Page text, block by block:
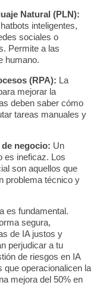
Natural (PLN):
inteligentes,
sociales o
Permite a las
humano.
(RPA): La
mejorar la
deben saber cómo
tareas manuales y
negocio: Un
es ineficaz. Los
son aquellos que
problema técnico y
es fundamental.
segura,
de IA justos y
perjudicar a tu
de riesgos en IA
que operacionalicen la
mejora del 50% en